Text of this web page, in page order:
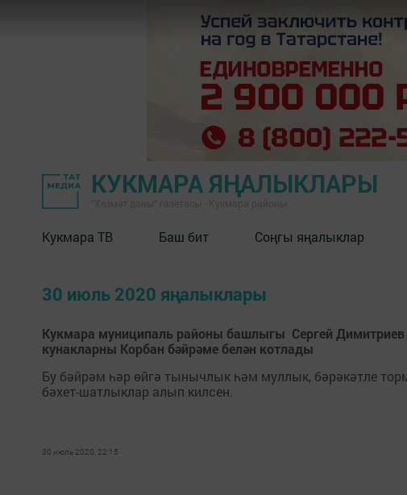
КУКМАРА ЯҢАЛЫКЛАРЫ
Кукмара ТВ Баш бит Соңгы яңалыклар
30 июль 2020 яңалыклары
Кукмара муниципаль районы башлыгы Сергей
кунакларны Корбан бәйрәме белән котлады
Бу бәйрәм һәр өйгә тынычлык һәм муллык, бәрәкәтле
бәхет-шатлыклар алып килсен.
30 июль 2020, 22:15